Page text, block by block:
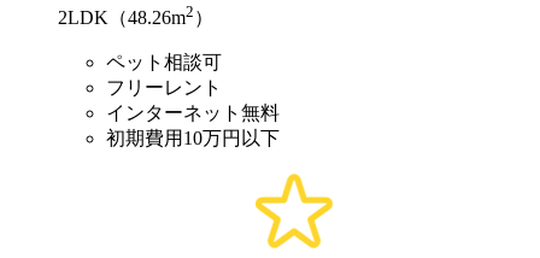
2LDK（48.26m2 ）
ペット相談可
フリーレント
インターネット無料
初期費用10万円以下